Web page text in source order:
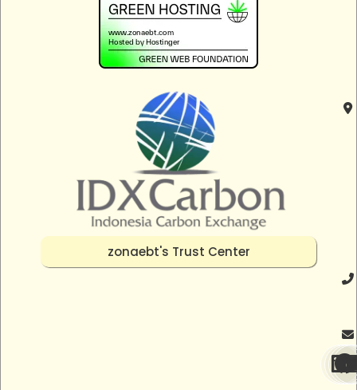
zonaebt's Trust Center